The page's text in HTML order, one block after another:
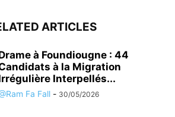
ARTICLES
à Foundiougne : 44
à la Migration
Interpellés...
Fa Fall - 30/05/2026